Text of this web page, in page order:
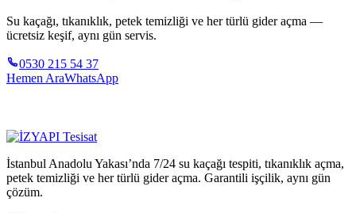
Su kaçağı, tıkanıklık, petek temizliği ve her türlü gider açma —
ücretsiz keşif, aynı gün servis.
0530 215 54 37
Hemen AraWhatsApp
İstanbul Anadolu Yakası’nda 7/24 su kaçağı tespiti, tıkanıklık açma,
petek temizliği ve her türlü gider açma. Garantili işçilik, aynı gün
çözüm.